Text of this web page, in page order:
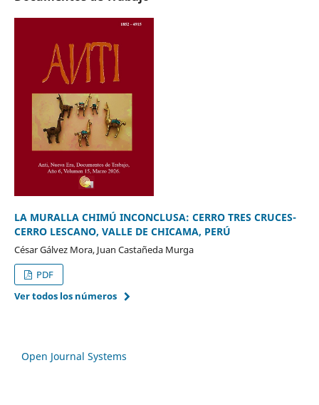
LA MURALLA CHIMÚ INCONCLUSA: CERRO TRES CRUCES-
CERRO LESCANO, VALLE DE CHICAMA, PERÚ
César Gálvez Mora, Juan Castañeda Murga
PDF
Ver todos los números
Open Journal Systems